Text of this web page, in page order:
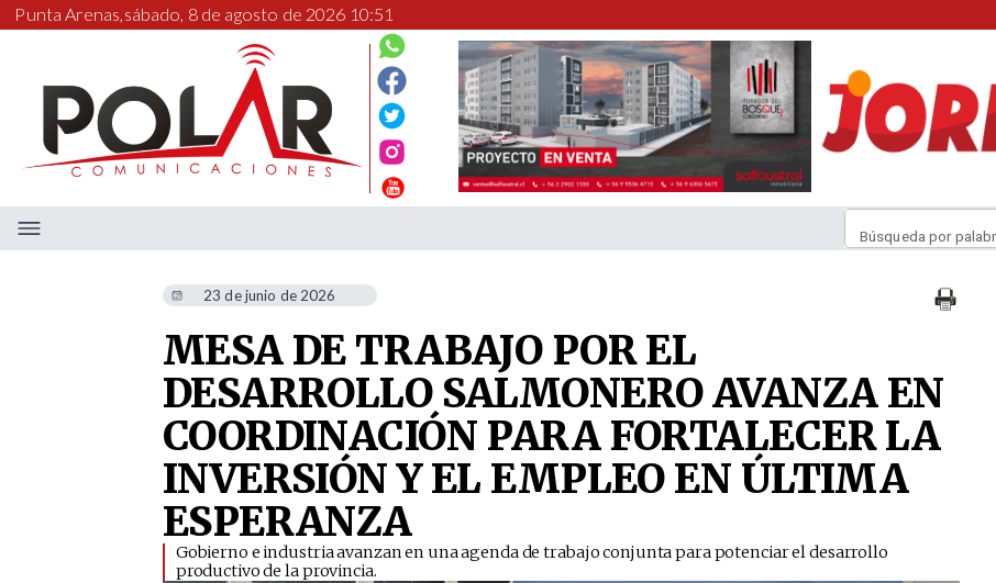
Punta Arenas,sábado, 8 de agosto de 2026 10:51
Búsqueda por
23 de junio de 2026
MESA DE TRABAJO POR EL
DESARROLLO SALMONERO AVANZA EN
COORDINACIÓN PARA FORTALECER LA
INVERSIÓN Y EL EMPLEO EN ÚLTIMA
ESPERANZA
​Gobierno e industria avanzan en una agenda de trabajo conjunta para potenciar el desarrollo
productivo de la provincia.